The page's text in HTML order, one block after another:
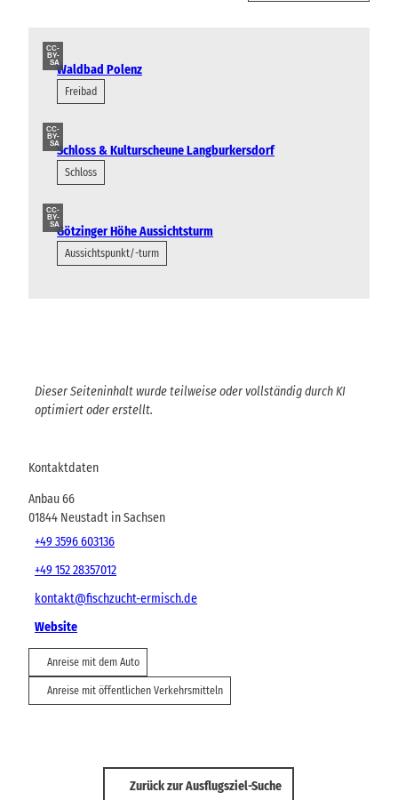
CC-
BY-
SAWaldbad Polenz
Freibad
CC-
BY-
SASchloss & Kulturscheune Langburkersdorf
Schloss
CC-
BY-
SAGötzinger Höhe Aussichtsturm
Aussichtspunkt/-turm
Dieser Seiteninhalt wurde teilweise oder vollständig durch KI
optimiert oder erstellt.
Kontaktdaten
Anbau 66
01844 Neustadt in Sachsen
+49 3596 603136
+49 152 28357012
kontakt@fischzucht-ermisch.de
Website
Anreise mit dem Auto
Anreise mit öffentlichen Verkehrsmitteln
Zurück zur Ausflugsziel-Suche